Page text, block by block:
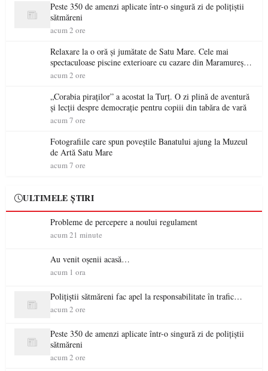
Peste 350 de amenzi aplicate într-o singură zi de polițiștii
sătmăreni
acum 2 ore
Relaxare la o oră și jumătate de Satu Mare. Cele mai
spectaculoase piscine exterioare cu cazare din Maramureș,
ideale pentru o escapadă de vară
acum 2 ore
„Corabia piraților” a acostat la Turț. O zi plină de aventură
și lecții despre democrație pentru copiii din tabăra de vară
acum 7 ore
Fotografiile care spun poveștile Banatului ajung la Muzeul
de Artă Satu Mare
acum 7 ore
ULTIMELE ȘTIRI
Probleme de percepere a noului regulament
acum 21 minute
Au venit oșenii acasă…
acum 1 ora
Polițiștii sătmăreni fac apel la responsabilitate în trafic…
acum 2 ore
Peste 350 de amenzi aplicate într-o singură zi de polițiștii
sătmăreni
acum 2 ore